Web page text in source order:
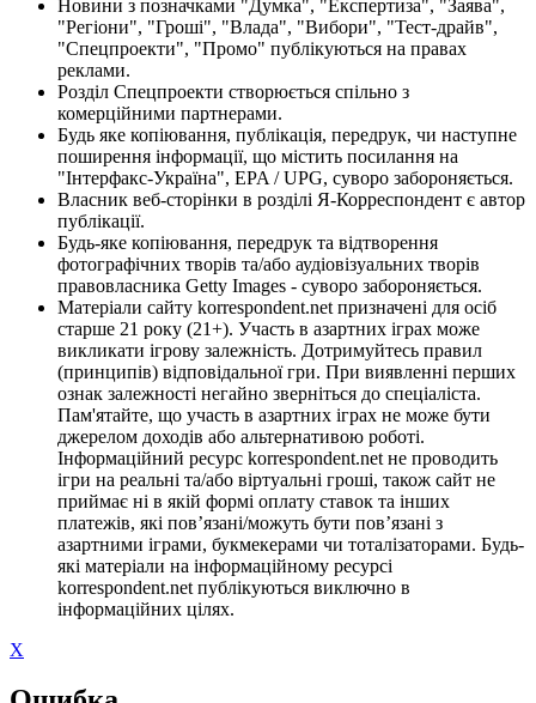
Новини з позначками "Думка", "Експертиза", "Заява",
"Регіони", "Гроші", "Влада", "Вибори", "Тест-драйв",
"Спецпроекти", "Промо" публікуються на правах
реклами.
Розділ Спецпроекти створюється спільно з
комерційними партнерами.
Будь яке копіювання, публікація, передрук, чи наступне
поширення інформації, що містить посилання на
"Інтерфакс-Україна", EPA / UPG, суворо забороняється.
Власник веб-сторінки в розділі Я-Корреспондент є автор
публікації.
Будь-яке копіювання, передрук та відтворення
фотографічних творів та/або аудіовізуальних творів
правовласника Getty Images - суворо забороняється.
Матеріали сайту korrespondent.net призначені для осіб
старше 21 року (21+). Участь в азартних іграх може
викликати ігрову залежність. Дотримуйтесь правил
(принципів) відповідальної гри. При виявленні перших
ознак залежності негайно зверніться до спеціаліста.
Пам'ятайте, що участь в азартних іграх не може бути
джерелом доходів або альтернативою роботі.
Інформаційний ресурс korrespondent.net не проводить
ігри на реальні та/або віртуальні гроші, також сайт не
приймає ні в якій формі оплату ставок та інших
платежів, які пов’язані/можуть бути пов’язані з
азартними іграми, букмекерами чи тоталізаторами. Будь-
які матеріали на інформаційному ресурсі
korrespondent.net публікуються виключно в
інформаційних цілях.
X